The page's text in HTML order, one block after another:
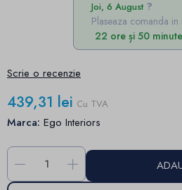
Joi, 6 August
Plaseaza comanda in
22 ore și 50 minute
Scrie o recenzie
439,31 lei Cu TVA
Marca: Ego Interiors
- +